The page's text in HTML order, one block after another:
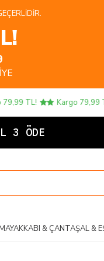
TL! Kargo 79,99 TL!
3 ÖDE!
AYAKKABI & ÇANTAŞAL &